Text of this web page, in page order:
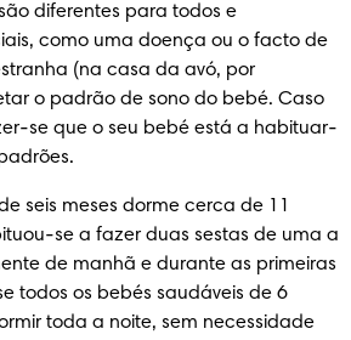
diferentes para todos e
como uma doença ou o facto de
(na casa da avó, por
o padrão de sono do bebé. Caso
se que o seu bebé está a habituar-
seis meses dorme cerca de 11
se a fazer duas sestas de uma a
de manhã e durante as primeiras
todos os bebés saudáveis de 6
toda a noite, sem necessidade